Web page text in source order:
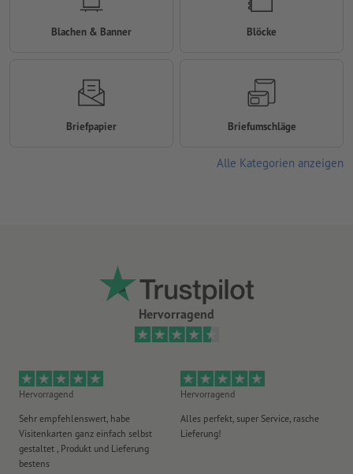
Hervorragend
Hervorragend
Sehr empfehlenswert, habe
Visitenkarten ganz einfach selbst
gestaltet , Produkt und Lieferung
bestens
Hervorragend
Alles perfekt, super Service, rasche
Lieferung!
Blachen & Banner Blöcke
Briefpapier Briefumschläge
Alle Kategorien anzeigen